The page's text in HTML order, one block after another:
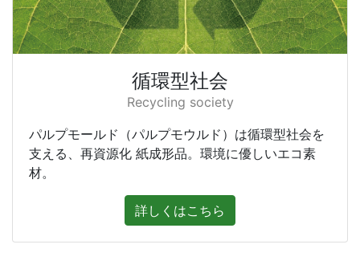
循環型社会
Recycling society
パルプモールド（パルプモウルド）は循環型社会を
支える、再資源化 紙成形品。環境に優しいエコ素
材。
詳しくはこちら